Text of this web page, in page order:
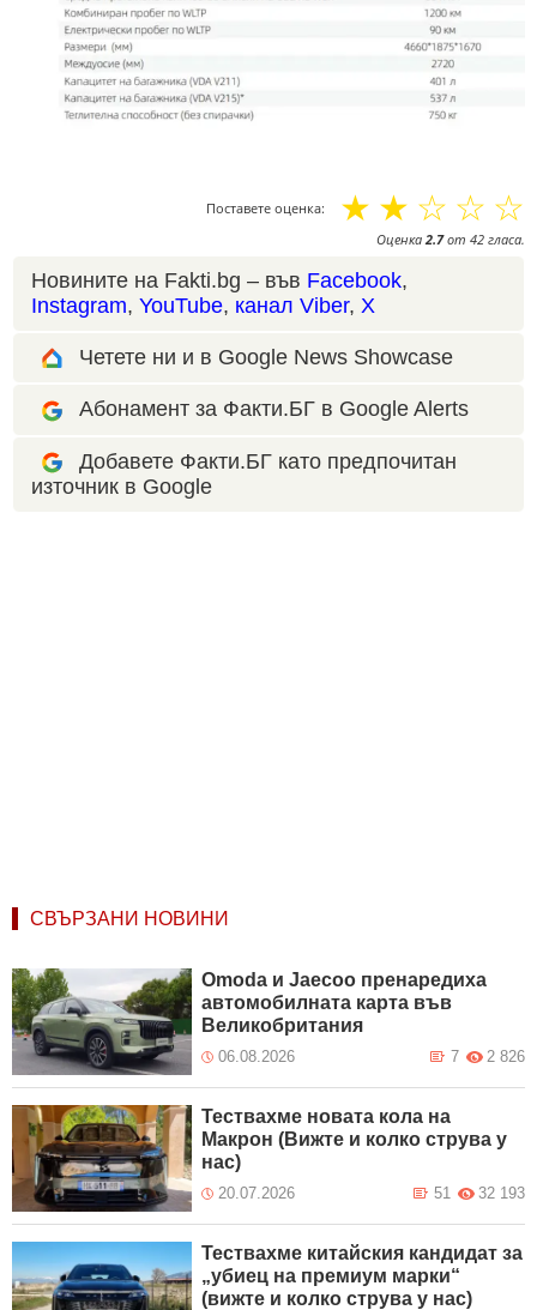
Поставете оценка: ☆
☆
☆
☆
☆
Оценка2.7от 42 гласа.
Новините на Fakti.bg – във Facebook,
Instagram, YouTube, канал Viber, X
Четете ни и в Google News Showcase
Абонамент за Факти.БГ в Google Alerts
Добавете Факти.БГ като предпочитан
източник в Google
СВЪРЗАНИ НОВИНИ
Omoda и Jaecoo пренаредиха
автомобилната карта във
Великобритания
06.08.2026 2 826
7
Тествахме новата кола на
Макрон (Вижте и колко струва у
нас)
20.07.2026 32 193
51
Тествахме китайския кандидат за
„убиец на премиум марки“
(вижте и колко струва у нас)